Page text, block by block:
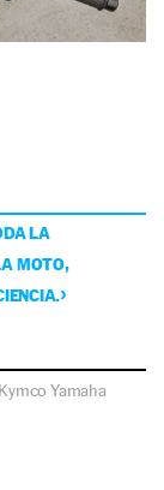
LA
MOTO,
Kymco Yamaha